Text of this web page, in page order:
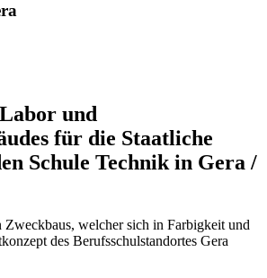
und
für die Staatliche
Schule Technik in Gera /
Zweckbaus, welcher sich in Farbigkeit und
des Berufsschulstandortes Gera